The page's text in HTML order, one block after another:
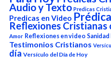
Audio y Texto Predicas
Predicas en Video
Reflexiones Cristianas
Amor Reflexiones en video
Testimonios Cristianos
día Versículo del Día de Hoy